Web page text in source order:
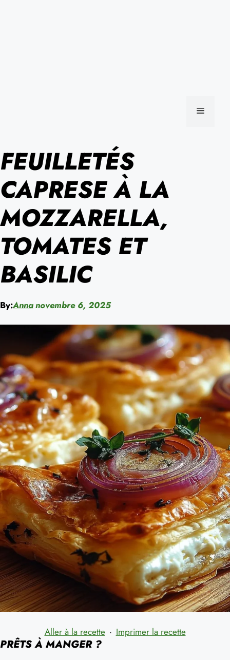
MENU
FEUILLETÉS
CAPRESE À LA
MOZZARELLA,
TOMATES ET
BASILIC
By:Annanovembre 6, 2025
Aller à la recette · Imprimer la recette
PRÊTS À MANGER ?